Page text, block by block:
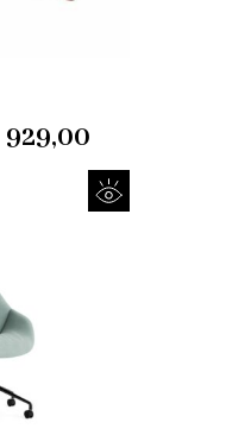
929,00